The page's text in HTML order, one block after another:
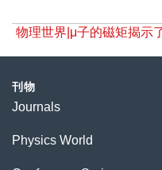
物理世界|μ子的磁矩揭示
刊物
Journals
Physics World